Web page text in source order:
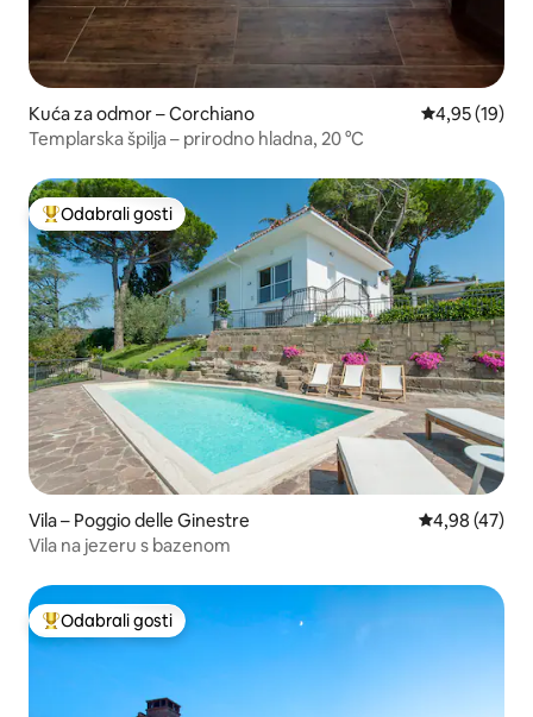
Kuća za odmor – Corchiano Prosječna
4,95 (19)
Templarska špilja – prirodno hladna, 20 °C
Među najviše rangiranima s oznakom „Odabrali gosti”
Odabrali gosti
Vila – Poggio delle Ginestre Prosječna
4,98 (47)
Vila na jezeru s bazenom
Među najviše rangiranima s oznakom „Odabrali gosti”
Odabrali gosti